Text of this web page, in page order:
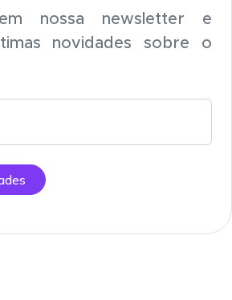
em nossa newsletter e
novidades sobre o